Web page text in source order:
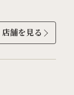
店舗を見る